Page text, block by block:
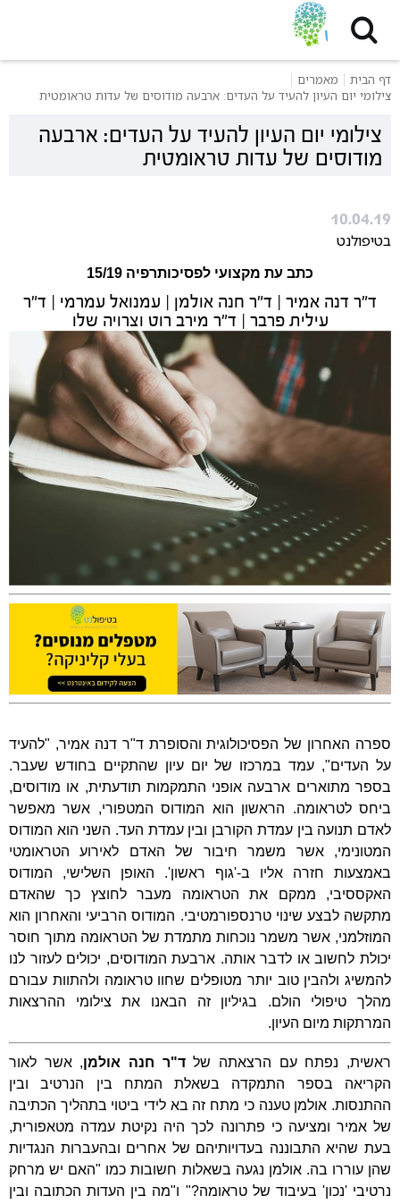
דף הבית
מאמרים
צילומי יום העיון להעיד על העדים: ארבעה מודוסים של עדות טראומטית
צילומי יום העיון להעיד על העדים: ארבעה
מודוסים של עדות טראומטית
10.04.19
בטיפולנט
כתב עת מקצועי לפסיכותרפיה 15/19
ד"ר דנה אמיר | ד"ר חנה אולמן | עמנואל עמרמי | ד"ר
עילית פרבר | ד"ר מירב רוט וצרויה שלו
ספרה האחרון של הפסיכולוגית והסופרת ד"ר דנה אמיר, "להעיד
על העדים", עמד במרכזו של יום עיון שהתקיים בחודש שעבר.
בספר מתוארים ארבעה אופני התמקמות תודעתית, או מודוסים,
ביחס לטראומה. הראשון הוא המודוס המטפורי, אשר מאפשר
לאדם תנועה בין עמדת הקורבן ובין עמדת העד. השני הוא המודוס
המטונימי, אשר משמר חיבור של האדם לאירוע הטראומטי
באמצעות חזרה אליו ב-'גוף ראשון'. האופן השלישי, המודוס
האקססיבי, ממקם את הטראומה מעבר לחוצץ כך שהאדם
מתקשה לבצע שינוי טרנספורמטיבי. המודוס הרביעי והאחרון הוא
המוזלמני, אשר משמר נוכחות מתמדת של הטראומה מתוך חוסר
יכולת לחשוב או לדבר אותה. ארבעת המודוסים, יכולים לעזור לנו
להמשיג ולהבין טוב יותר מטופלים שחוו טראומה ולהתוות עבורם
מהלך טיפולי הולם. בגיליון זה הבאנו את צילומי ההרצאות
המרתקות מיום העיון.
ראשית, נפתח עם הרצאתה של ד"ר חנה אולמן, אשר לאור
הקריאה בספר התמקדה בשאלת המתח בין הנרטיב ובין
ההתנסות. אולמן טענה כי מתח זה בא לידי ביטוי בתהליך הכתיבה
של אמיר ומציעה כי פתרונה לכך היה נקיטת עמדה מטאפורית,
בעת שהיא התבוננה בעדויותיהם של אחרים ובהעברות הנגדיות
שהן עוררו בה. אולמן נגעה בשאלות חשובות כמו "האם יש מרחק
נרטיבי 'נכון' בעיבוד של טראומה?" ו"מה בין העדות הכתובה ובין